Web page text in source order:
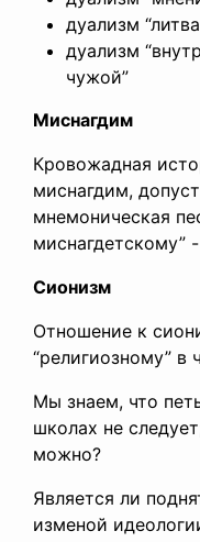
дуализм
дуализм
чужой”
Миснагдим
Кровожадная
миснагдим,
мнемоническая
миснагдетскому”
Сионизм
Отношение к
“религиозному” в
Мы знаем, что
школах не
можно?
Является ли
изменой